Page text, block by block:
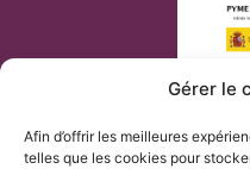
Gérer le
Afin d’offrir les meilleures
telles que les cookies pour